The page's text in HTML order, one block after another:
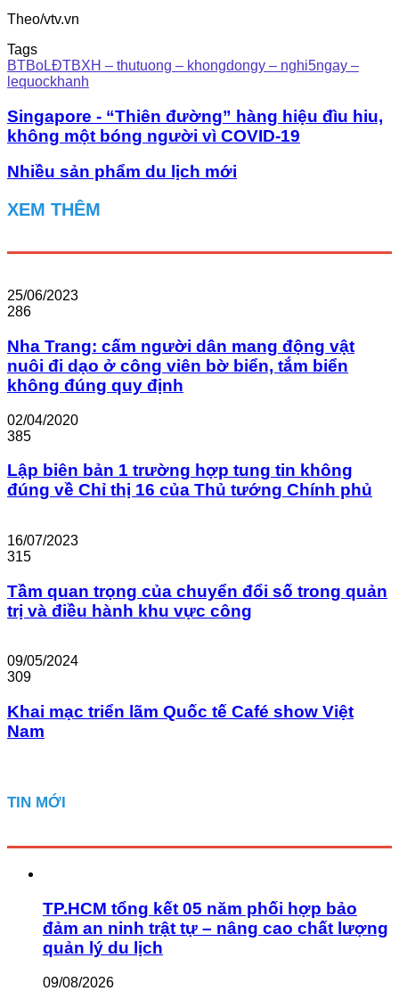
Theo/vtv.vn
Tags
BTBoLĐTBXH – thutuong – khongdongy – nghi5ngay –
lequockhanh
Singapore - “Thiên đường” hàng hiệu đìu hiu,
không một bóng người vì COVID-19
Nhiều sản phẩm du lịch mới
XEM THÊM
25/06/2023
286
Nha Trang: cấm người dân mang động vật
nuôi đi dạo ở công viên bờ biển, tắm biển
không đúng quy định
02/04/2020
385
Lập biên bản 1 trường hợp tung tin không
đúng về Chỉ thị 16 của Thủ tướng Chính phủ
16/07/2023
315
Tầm quan trọng của chuyển đổi số trong quản
trị và điều hành khu vực công
09/05/2024
309
Khai mạc triển lãm Quốc tế Café show Việt
Nam
TIN MỚI
TP.HCM tổng kết 05 năm phối hợp bảo
đảm an ninh trật tự – nâng cao chất lượng
quản lý du lịch
09/08/2026